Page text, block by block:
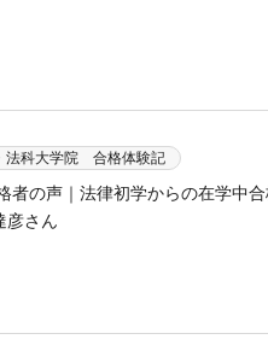
法科大学院 合格体験記
者の声｜法律初学からの在学中
彦さん